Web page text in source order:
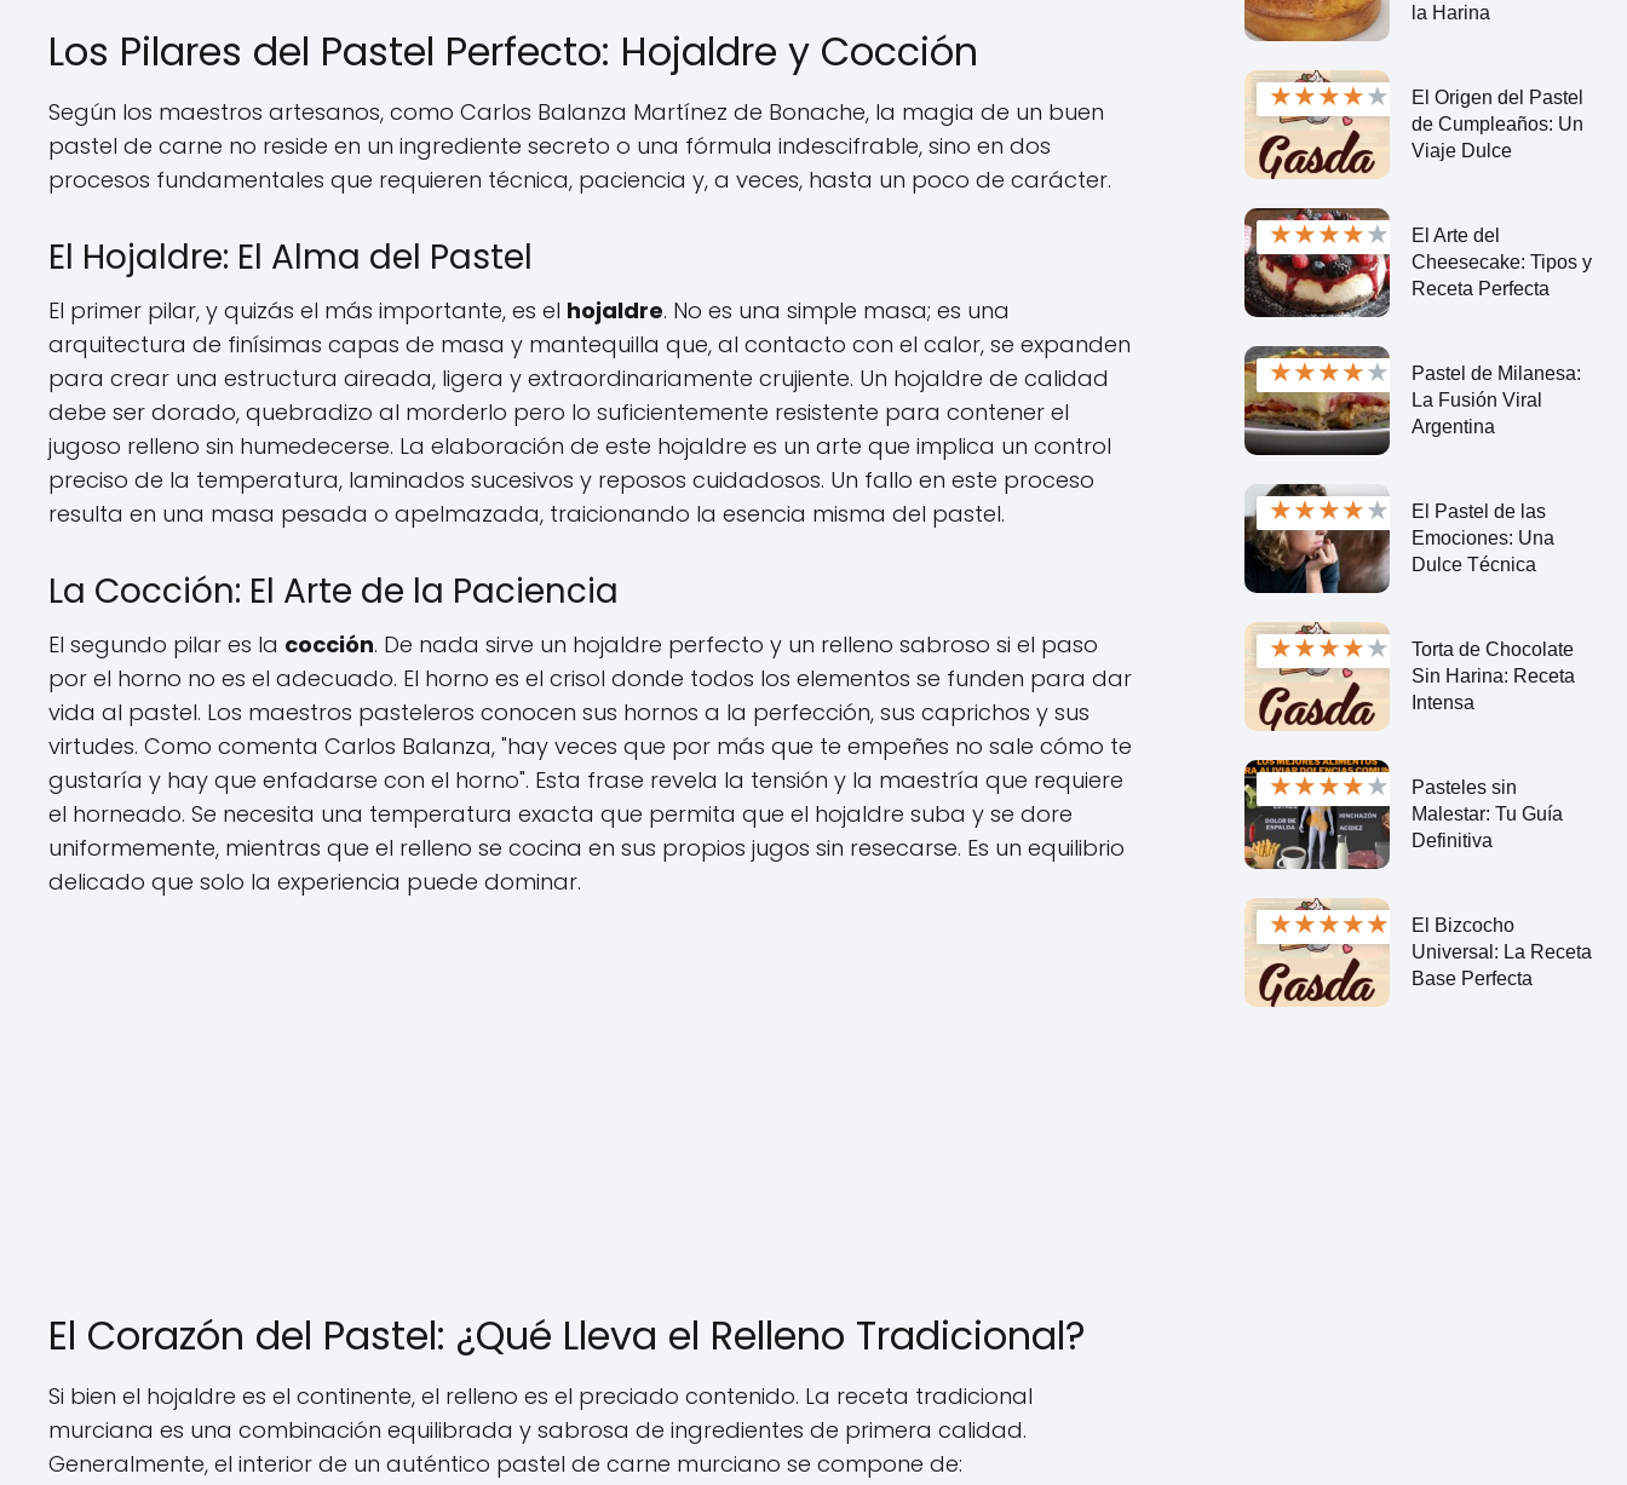
Los Pilares del Pastel Perfecto: Hojaldre y Cocción
Según los maestros artesanos, como Carlos Balanza Martínez de Bonache, la magia de un buen
pastel de carne no reside en un ingrediente secreto o una fórmula indescifrable, sino en dos
procesos fundamentales que requieren técnica, paciencia y, a veces, hasta un poco de carácter.
El Hojaldre: El Alma del Pastel
El primer pilar, y quizás el más importante, es el hojaldre. No es una simple masa; es una
arquitectura de finísimas capas de masa y mantequilla que, al contacto con el calor, se expanden
para crear una estructura aireada, ligera y extraordinariamente crujiente. Un hojaldre de calidad
debe ser dorado, quebradizo al morderlo pero lo suficientemente resistente para contener el
jugoso relleno sin humedecerse. La elaboración de este hojaldre es un arte que implica un control
preciso de la temperatura, laminados sucesivos y reposos cuidadosos. Un fallo en este proceso
resulta en una masa pesada o apelmazada, traicionando la esencia misma del pastel.
La Cocción: El Arte de la Paciencia
El segundo pilar es la cocción. De nada sirve un hojaldre perfecto y un relleno sabroso si el paso
por el horno no es el adecuado. El horno es el crisol donde todos los elementos se funden para dar
vida al pastel. Los maestros pasteleros conocen sus hornos a la perfección, sus caprichos y sus
virtudes. Como comenta Carlos Balanza, "hay veces que por más que te empeñes no sale cómo te
gustaría y hay que enfadarse con el horno". Esta frase revela la tensión y la maestría que requiere
el horneado. Se necesita una temperatura exacta que permita que el hojaldre suba y se dore
uniformemente, mientras que el relleno se cocina en sus propios jugos sin resecarse. Es un equilibrio
delicado que solo la experiencia puede dominar.
El Corazón del Pastel: ¿Qué Lleva el Relleno Tradicional?
Si bien el hojaldre es el continente, el relleno es el preciado contenido. La receta tradicional
murciana es una combinación equilibrada y sabrosa de ingredientes de primera calidad.
Generalmente, el interior de un auténtico pastel de carne murciano se compone de:
la Harina
★★★★★
El Origen del Pastel
de Cumpleaños: Un
Viaje Dulce
★★★★★
El Arte del
Cheesecake: Tipos y
Receta Perfecta
★★★★★
Pastel de Milanesa:
La Fusión Viral
Argentina
★★★★★
El Pastel de las
Emociones: Una
Dulce Técnica
★★★★★
Torta de Chocolate
Sin Harina: Receta
Intensa
★★★★★
Pasteles sin
Malestar: Tu Guía
Definitiva
★★★★★
El Bizcocho
Universal: La Receta
Base Perfecta